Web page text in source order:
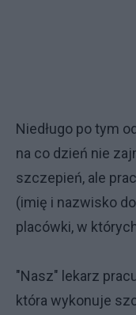
Niedługo po tym
na co dzień nie
szczepień, ale
(imię i nazwisko
placówki, w
"Nasz" lekarz
która wykonuje